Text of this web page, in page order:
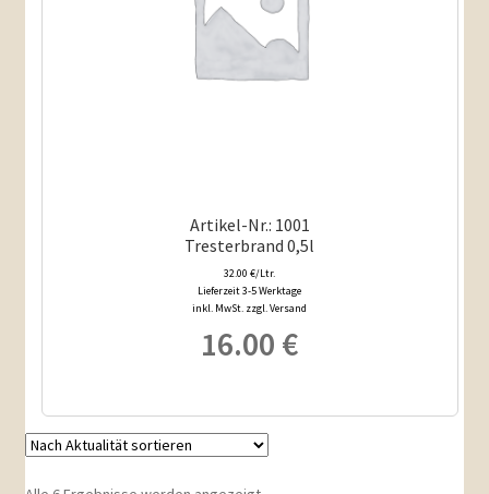
Artikel-Nr.: 1001
Tresterbrand 0,5l
32.00 €/Ltr.
Lieferzeit 3-5 Werktage
inkl. MwSt. zzgl. Versand
16.00 €